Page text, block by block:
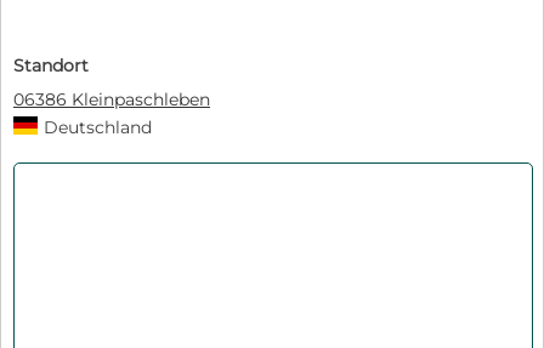
Standort
06386 Kleinpaschleben
Deutschland